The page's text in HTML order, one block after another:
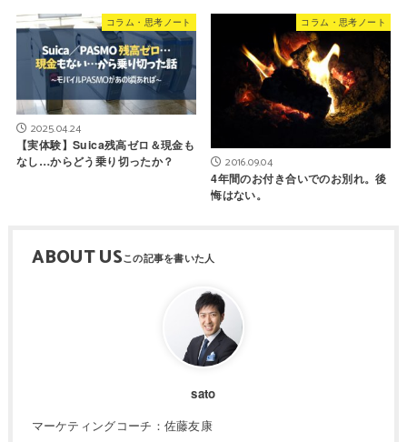
コラム・思考ノート
2025.04.24
【実体験】Suica残高ゼロ＆現金も
なし…からどう乗り切ったか？
コラム・思考ノート
2016.09.04
4年間のお付き合いでのお別れ。後
悔はない。
ABOUT US
sato
マーケティングコーチ：佐藤友康